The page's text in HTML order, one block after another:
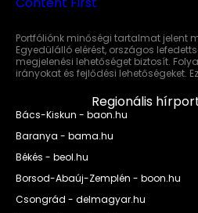
Portfóliónk minőségi tartalmat jelent
Egyedülálló elérést, országos
megjelenési lehetőséget biztosít.
irányokat és fejlődési lehetőségeket.
Regionális
Bács-Kiskun - baon.hu
Baranya - bama.hu
Békés - beol.hu
Borsod-Abaúj-Zemplén - boon.hu
Csongrád - delmagyar.hu